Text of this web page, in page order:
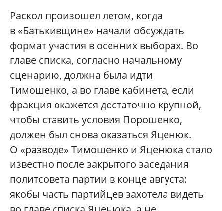
Раскол произошел летом, когда
в «Батькивщине» начали обсуждать
формат участия в осенних выборах. Во
главе списка, согласно начальному
сценарию, должна была идти
Тимошенко, а во главе кабинета, если
фракция окажется достаточно крупной,
чтобы ставить условия Порошенко,
должен был снова оказаться Яценюк.
О «разводе» Тимошенко и Яценюка стало
известно после закрытого заседания
политсовета партии в конце августа:
якобы часть партийцев захотела видеть